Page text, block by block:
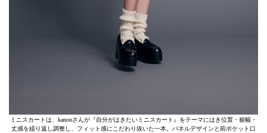
ミニスカートは、kanonさんが『自分がはきたいミニスカート』をテーマにはき位置・裾幅・
丈感を繰り返し調整し、フィット感にこだわり抜いた一本。パネルデザインと前ポケット口